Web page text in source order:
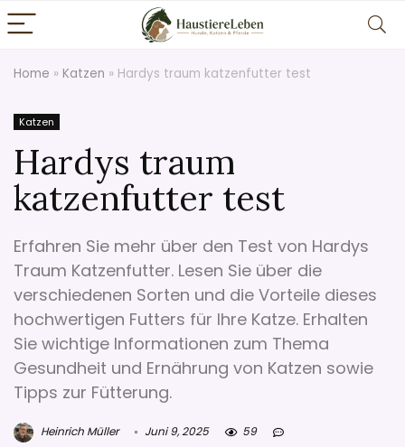
Home » Katzen » Hardys traum katzenfutter test
Katzen
Hardys traum
katzenfutter test
Erfahren Sie mehr über den Test von Hardys
Traum Katzenfutter. Lesen Sie über die
verschiedenen Sorten und die Vorteile dieses
hochwertigen Futters für Ihre Katze. Erhalten
Sie wichtige Informationen zum Thema
Gesundheit und Ernährung von Katzen sowie
Tipps zur Fütterung.
Heinrich Müller Juni 9, 2025 59